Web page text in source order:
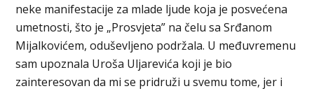
neke manifestacije za mlade ljude koja je posvećena
umetnosti, što je „Prosvjeta” na čelu sa Srđanom
Mijalkovićem, oduševljeno podržala. U međuvremenu
sam upoznala Uroša Uljarevića koji je bio
zainteresovan da mi se pridruži u svemu tome, jer i